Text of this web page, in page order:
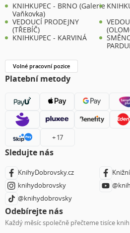
KNIHKUPEC - BRNO (Galerie
Vaňkovka)
VEDOUCÍ PRODEJNY
(TŘEBÍČ)
KNIHKUPEC - KARVINÁ
Volné pracovní pozice
Platební metody
+ 17
Sledujte nás
KnihyDobrovsky.cz
knihydobrovsky
@knihydobrovsky
Odebírejte nás
Každý měsíc společně přečteme tisíce knih